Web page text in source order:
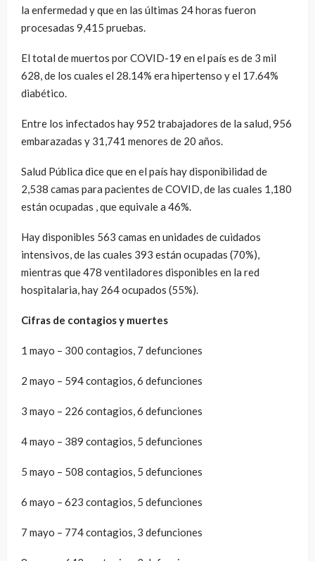
la enfermedad y que en las últimas 24 horas fueron
procesadas 9,415 pruebas.
El total de muertos por COVID-19 en el país es de 3 mil
628, de los cuales el 28.14% era hipertenso y el 17.64%
diabético.
Entre los infectados hay 952 trabajadores de la salud, 956
embarazadas y 31,741 menores de 20 años.
Salud Pública dice que en el país hay disponibilidad de
2,538 camas para pacientes de COVID, de las cuales 1,180
están ocupadas , que equivale a 46%.
Hay disponibles 563 camas en unidades de cuidados
intensivos, de las cuales 393 están ocupadas (70%),
mientras que 478 ventiladores disponibles en la red
hospitalaria, hay 264 ocupados (55%).
Cifras de contagios y muertes
1 mayo – 300 contagios, 7 defunciones
2 mayo – 594 contagios, 6 defunciones
3 mayo – 226 contagios, 6 defunciones
4 mayo – 389 contagios, 5 defunciones
5 mayo – 508 contagios, 5 defunciones
6 mayo – 623 contagios, 5 defunciones
7 mayo – 774 contagios, 3 defunciones